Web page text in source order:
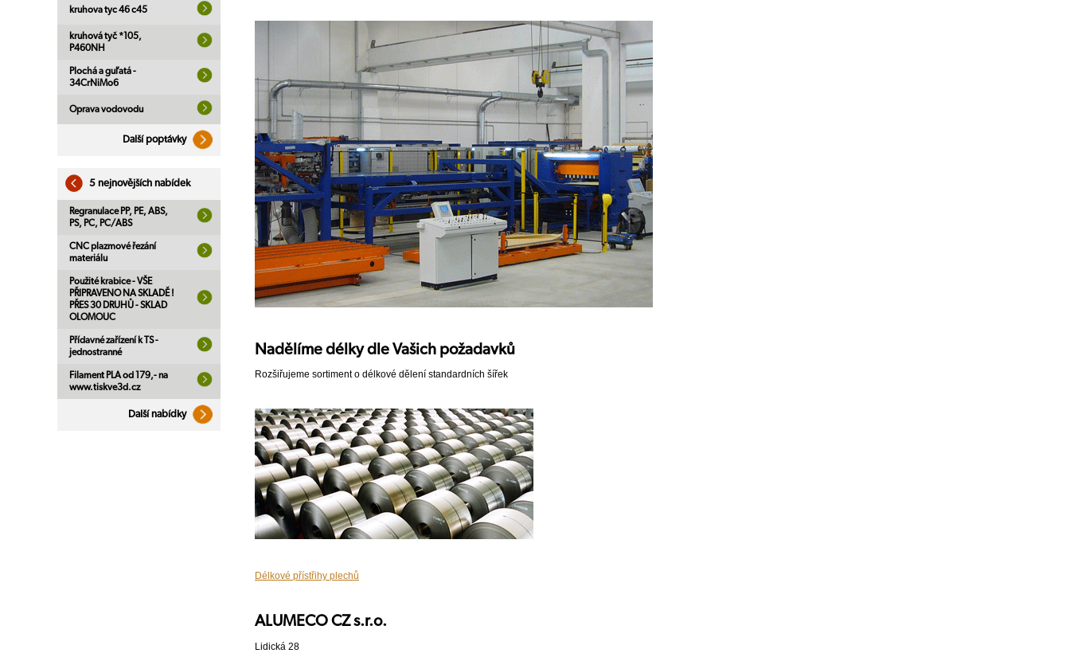
kruhova tyc 46 c45
kruhová tyč *105,
P460NH
Plochá a guľatá -
34CrNiMo6
Oprava vodovodu
Další poptávky
5 nejnovějších nabídek
Regranulace PP, PE, ABS,
PS, PC, PC/ABS
CNC plazmové řezání
materiálu
Použité krabice - VŠE
PŘIPRAVENO NA SKLADĚ !
PŘES 30 DRUHŮ - SKLAD
OLOMOUC
Přídavné zařízení k TS -
jednostranné
Filament PLA od 179,- na
www.tiskve3d.cz
Další nabídky
Nadělíme délky dle Vašich požadavků
Rozšiřujeme sortiment o délkové dělení standardních šířek
Délkové přístřihy plechů
ALUMECO CZ s.r.o.
Lidická 28